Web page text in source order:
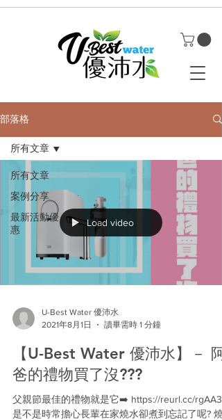
部落格
所有文章
案例分享
最新活動優
惠
所有文章
Load video
U-Best Water 優沛水
2021年8月1日
讀畢需時 1 分鐘
【U-Best Water 優沛水】－ 阿
爸的禮物買了沒???
父親節最佳的禮物就是它➡️ https://reurl.cc/rgAA3x
是不是時常擔心長輩在家燒水卻煮到忘記了呢? 燒